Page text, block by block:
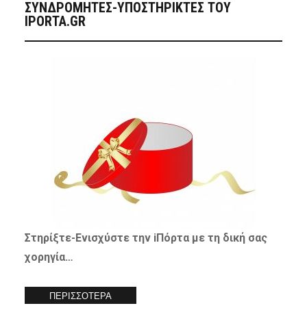
ΣΥΝΔΡΟΜΗΤΈΣ-ΥΠΟΣΤΗΡΙΚΤΈΣ ΤΟΥ
IPORTA.GR
Στηρίξτε-Ενισχύστετην iΠόρτα με τη δική σας
χορηγία…
ΠΕΡΙΣΣΟΤΕΡΑ